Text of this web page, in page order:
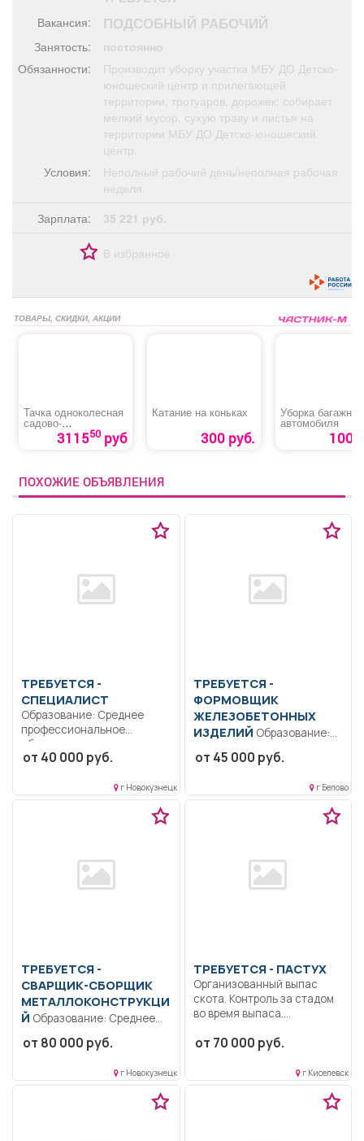
Поздравления Погода
Я - пенсионер
Вакансия: ПОДСОБНЫЙ РАБОЧИЙ
Занятость:
постоянно
Обязанности:
Производит уборку участка МБУ ДО Детско-
юношеский центр и прилегающей
территории, тротуаров, дорожек; собирает
мелкий мусор, сухую траву и листья на
территории МБУ ДО Детско-юношеский
центр.
Условия:
Неполный рабочий день/неполная рабочая
неделя.
Зарплата:
35 221 руб.
В избранное
ТОВАРЫ, СКИДКИ, АКЦИИ
Тачка одноколесная
садово-
строительная
«Palisad»311550руб
Катание на коньках
300 руб.
Уборка
автомобиля
100
ПОХОЖИЕ ОБЪЯВЛЕНИЯ
ТРЕБУЕТСЯ -
СПЕЦИАЛИСТ
Образование: Среднее
профессиональное
образование..
Формирование требований
от 40 000 руб.
г Новокузнецк
ТРЕБУЕТСЯ -
ФОРМОВЩИК
ЖЕЛЕЗОБЕТОННЫХ
ИЗДЕЛИЙ
Формование ЖБИ, сборка-
складирование ЖБИ.....
от 45 000 руб.
г Белово
ТРЕБУЕТСЯ -
СВАРЩИК-СБОРЩИК
МЕТАЛЛОКОНСТРУКЦИ
Й
образование..
качественное проведение
от 80 000 руб.
г Новокузнецк
ТРЕБУЕТСЯ - ПАСТУХ
Организованный выпас
скота. Контроль за стадом
во время выпаса....
от 70 000 руб.
г Киселевск